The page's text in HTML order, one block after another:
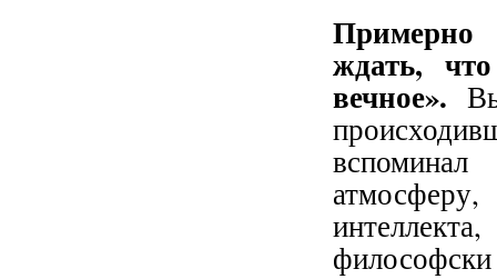
Примерно
ждать,
вечное».
философски